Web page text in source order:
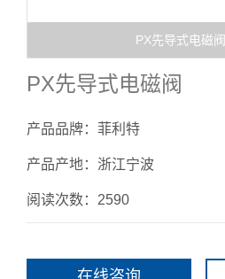
PX先导式电磁阀
PX先导式电磁阀
产品品牌：菲利特
产品产地：浙江宁波
阅读次数：2590